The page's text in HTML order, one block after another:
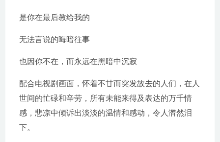
是你在最后教给我的
无法言说的晦暗往事
也因你不在，而永远在黑暗中沉寂
配合电视剧画面，怀着不甘而突发故去的人们，在人
世间的忙碌和辛劳，所有未能来得及表达的万千情
感，悲凉中倾诉出淡淡的温情和感动，令人潸然泪
下。